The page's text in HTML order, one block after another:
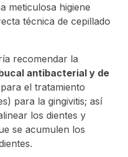
meticulosa higiene
técnica de cepillado
recomendar la
antibacterial y de
el tratamiento
para la gingivitis; así
los dientes y
se acumulen los